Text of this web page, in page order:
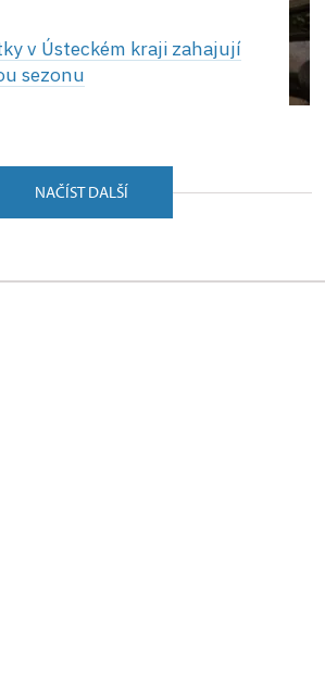
v Ústeckém kraji zahajují
sezonu
NAČÍST DALŠÍ